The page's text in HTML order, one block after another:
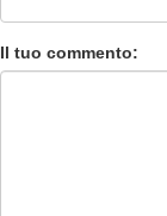
Il tuo commento: